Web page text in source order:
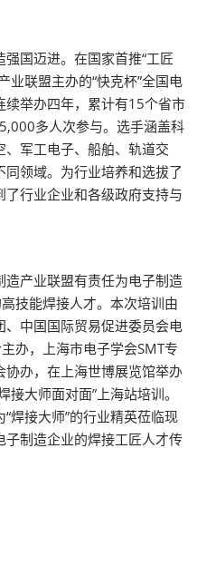
国迈进。在国家首推“工匠
业联盟主办的“快克杯”全国电
举办四年，累计有15个省市
多人次参与。选手涵盖科
军工电子、船舶、轨道交
领域。为行业培养和选拔了
行业企业和各级政府支持与
产业联盟有责任为电子制造
技能焊接人才。本次培训由
中国国际贸易促进委员会电
办，上海市电子学会SMT专
办，在上海世博展览馆举办
接大师面对面”上海站培训。
焊接大师”的行业精英莅临现
制造企业的焊接工匠人才传